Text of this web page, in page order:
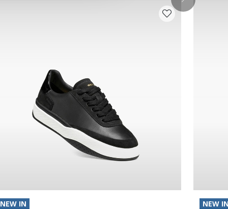
NEW IN NEW